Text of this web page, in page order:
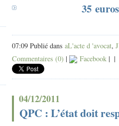
35
07:09 Publié dans aL'acte d 'avocat,
Commentaires (0) | Facebook | |
04/12/2011
QPC : L’état doit